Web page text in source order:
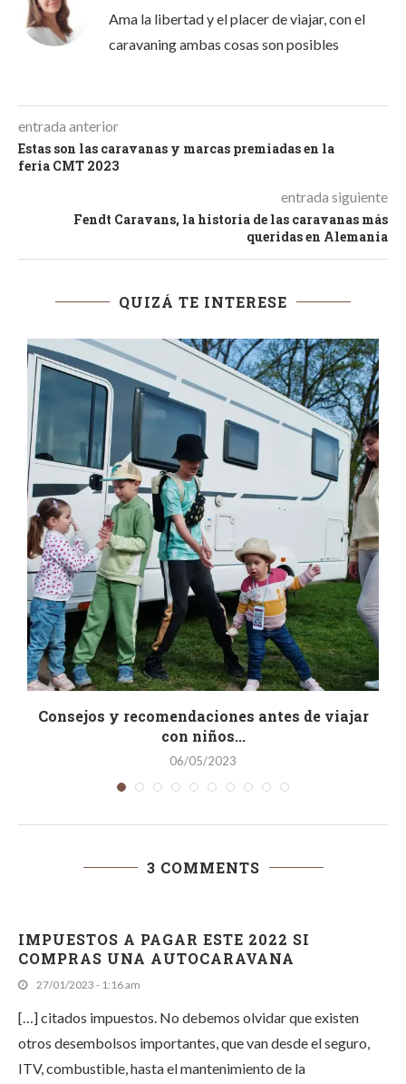
Ama la libertad y el placer de viajar, con el
caravaning ambas cosas son posibles
entrada anterior
Estas son las caravanas y marcas premiadas en la
feria CMT 2023
entrada siguiente
Fendt Caravans, la historia de las caravanas más
queridas en Alemania
QUIZÁ TE INTERESE
Consejos y recomendaciones antes de viajar
con niños...
06/05/2023
3 COMMENTS
IMPUESTOS A PAGAR ESTE 2022 SI
COMPRAS UNA AUTOCARAVANA
27/01/2023 - 1:16 am
[…] citados impuestos. No debemos olvidar que existen
otros desembolsos importantes, que van desde el seguro,
ITV, combustible, hasta el mantenimiento de la